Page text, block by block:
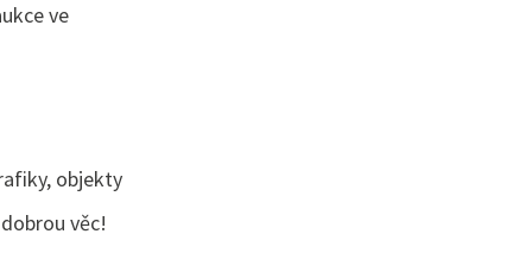
ve
objekty
věc!